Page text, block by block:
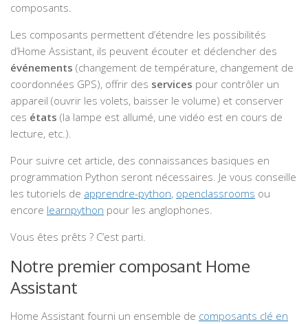
composants.
Les composants permettent d’étendre les possibilités
d’Home Assistant, ils peuvent écouter et déclencher des
événements (changement de température, changement de
coordonnées GPS), offrir des services pour contrôler un
appareil (ouvrir les volets, baisser le volume) et conserver
ces états (la lampe est allumé, une vidéo est en cours de
lecture, etc.).
Pour suivre cet article, des connaissances basiques en
programmation Python seront nécessaires. Je vous conseille
les tutoriels de apprendre-python, openclassrooms ou
encore learnpython pour les anglophones.
Vous êtes prêts ? C’est parti.
Notre premier composant Home
Assistant
Home Assistant fourni un ensemble de composants clé en